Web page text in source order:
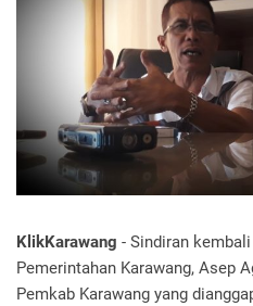
KlikKarawang - Sindiran
Pemerintahan Karawang, Asep
Pemkab Karawang yang